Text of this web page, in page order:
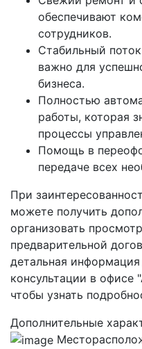
обеспечивают
сотрудников.
Стабильный
важно для
бизнеса.
Полностью
работы, которая
процессы
Помощь в
передаче всех
При
можете получить
организовать
предварительной
детальная
консультации в офисе
чтобы узнать
Дополнительные